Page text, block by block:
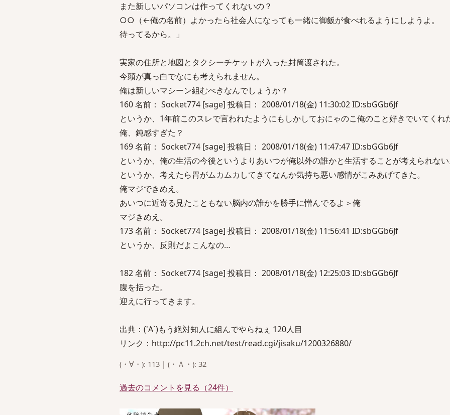
また新しいパソコンは作ってくれないの？
○○（←俺の名前）よかったら社会人になっても一緒に御飯が食べれるようにしようよ。
待ってるから。」
実家の住所と地図とタクシーチケットが入った封筒渡された。
今頭が真っ白でなにも考えられません。
俺は新しいマシーン組むべきなんでしょうか？
160 名前： Socket774 [sage] 投稿日： 2008/01/18(金) 11:30:02 ID:sbGGb6Jf
というか、1年前このスレで言われたようにもしかしておにゃのこ俺のこと好きでいてくれ
俺、鈍感すぎた？
169 名前： Socket774 [sage] 投稿日： 2008/01/18(金) 11:47:47 ID:sbGGb6Jf
というか、俺の生活の今後というよりあいつが俺以外の誰かと生活することが考えられない
というか、考えたら胃がムカムカしてきてなんか気持ち悪い感情がこみあげてきた。
俺マジできめえ。
あいつに近寄る見たこともない脳内の誰かを勝手に憎んでるよ＞俺
マジきめえ。
173 名前： Socket774 [sage] 投稿日： 2008/01/18(金) 11:56:41 ID:sbGGb6Jf
というか、反則だよこんなの…
182 名前： Socket774 [sage] 投稿日： 2008/01/18(金) 12:25:03 ID:sbGGb6Jf
腹を括った。
迎えに行ってきます。
出典：('A`)もう絶対知人に組んでやらねぇ 120人目
リンク：http://pc11.2ch.net/test/read.cgi/jisaku/1200326880/
(・∀・): 113 | (・Ａ・): 32
過去のコメントを見る（24件）